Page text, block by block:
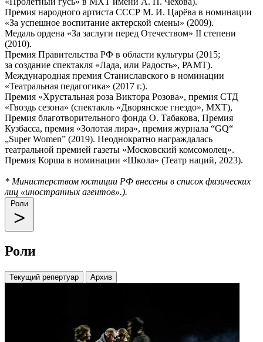
Премия народного артиста СССР М. И. Царёва в номинации
«За успешное воспитание актерской смены» (2009).
Медаль ордена «За заслуги перед Отечеством» II степени
(2010).
Премия Правительства РФ в области культуры (2015;
за создание спектакля «Лада, или Радость», РАМТ).
Международная премия Станиславского в номинации
«Театральная педагогика» (2017 г.).
Премия «Хрустальная роза Виктора Розова», премия СТД
«Гвоздь сезона» (спектакль «Дворянское гнездо», МХТ),
Премия благотворительного фонда О. Табакова, Премия
Кузбасса, премия «Золотая лира», премия журнала “GQ“
„Super Women” (2019). Неоднократно награждалась
театральной премией газеты «Московский комсомолец».
Премия Корша в номинации «Школа» (Театр наций, 2023).
* Министерством юстиции РФ внесены в список физических
лиц «иностранных агентов».).
Роли
Роли
Текущий репертуар Архив